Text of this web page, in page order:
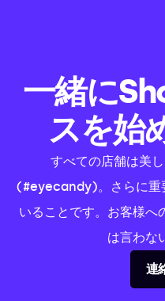
一緒に
スを始
すべての店舗は美
(#eyecandy)。さらに重
いることです。お客様へ
は言わな
連